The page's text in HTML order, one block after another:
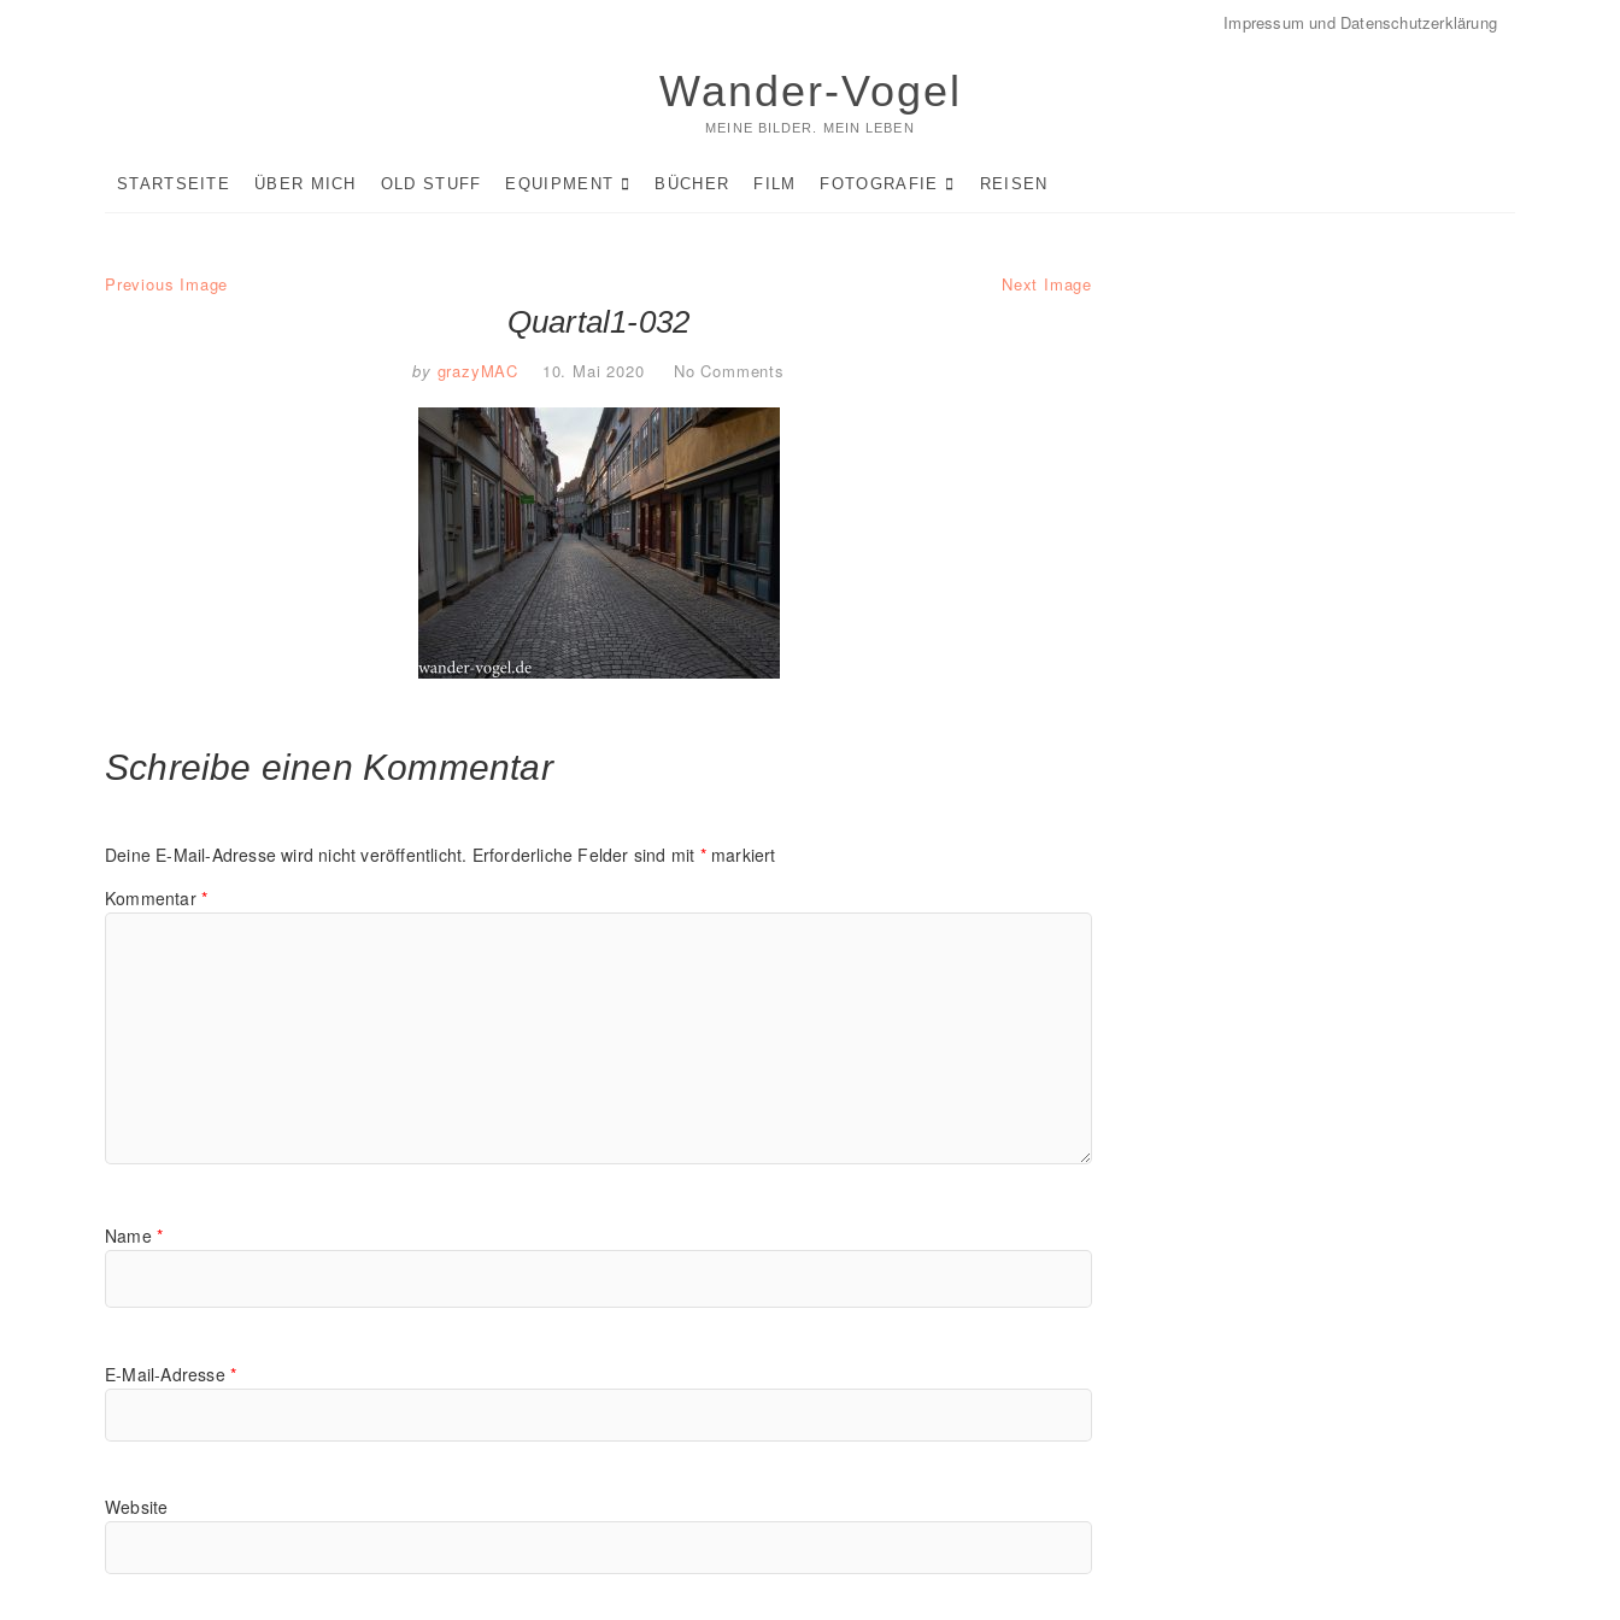
Impressum und Datenschutzerklärung
Wander-Vogel
MEINE BILDER. MEIN LEBEN
STARTSEITE ÜBER MICH OLD STUFF EQUIPMENT BÜCHER FILM FOTOGRAFIE REISEN
Previous Image Next Image
Quartal1-032
by grazyMAC 10. Mai 2020 No Comments
Schreibe einen Kommentar
Deine E-Mail-Adresse wird nicht veröffentlicht. Erforderliche Felder sind mit *markiert
Kommentar *
Name *
E-Mail-Adresse *
Website